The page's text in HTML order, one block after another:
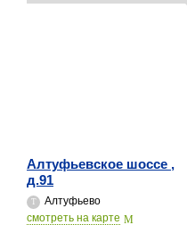
Алтуфьевское шоссе ,
д.91
Алтуфьево
cмотреть на карте